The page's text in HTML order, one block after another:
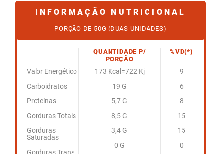
INFORMAÇÃO NUTRICIONAL
PORÇÃO DE 50G (DUAS UNIDADES)
Valor Energético
Carboidratos
Proteínas
Gorduras Totais
Gorduras
Saturadas
Gorduras Trans
QUANTIDADE P/
PORÇÃO
173 Kcal=722 Kj
19 G
5,7 G
8,5 G
3,4 G
0 G
%VD(*)
9
6
8
15
15
0